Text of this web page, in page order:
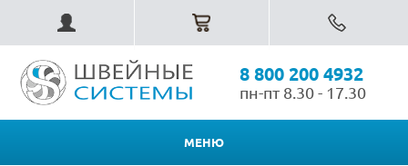
8 800 200 4932
пн-пт 8.30 - 17.30
МЕНЮ